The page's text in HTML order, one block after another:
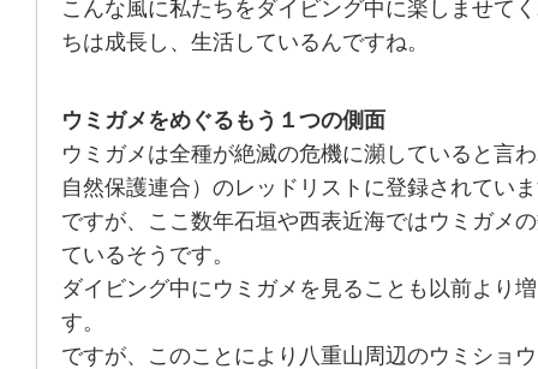
こんな風に私たちをダイビング中に楽しませて
ちは成長し、生活しているんですね。
ウミガメをめぐるもう１つの側面
ウミガメは全種が絶滅の危機に瀕していると言
自然保護連合）のレッドリストに登録されてい
ですが、ここ数年石垣や西表近海ではウミガメ
ているそうです。
ダイビング中にウミガメを見ることも以前より
す。
ですが、このことにより八重山周辺のウミショ